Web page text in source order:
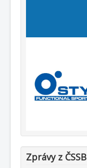
Zprávy z ČSSB